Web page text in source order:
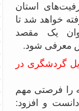
استان
خواهد شد تا
یک مقصد
معرفی شود.
گردشگری در
را فرصتی مهم
و افزود: